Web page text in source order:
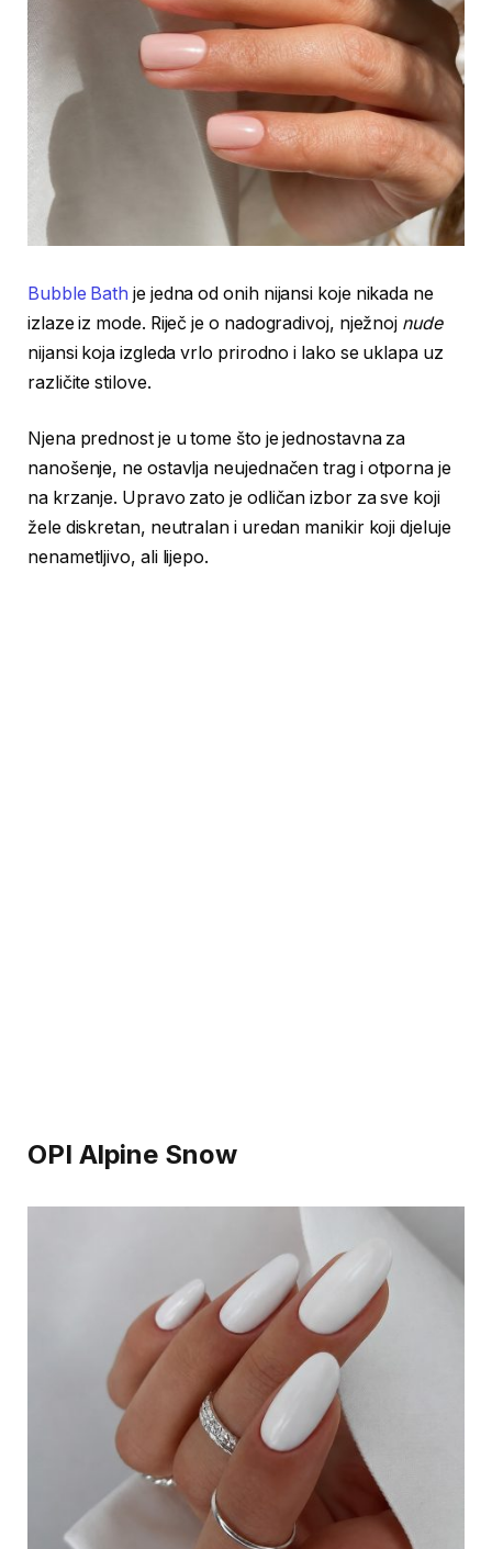
Bubble Bath je jedna od onih nijansi koje nikada ne
izlaze iz mode. Riječ je o nadogradivoj, nježnoj nude
nijansi koja izgleda vrlo prirodno i lako se uklapa uz
različite stilove.
Njena prednost je u tome što je jednostavna za
nanošenje, ne ostavlja neujednačen trag i otporna je
na krzanje. Upravo zato je odličan izbor za sve koji
žele diskretan, neutralan i uredan manikir koji djeluje
nenametljivo, ali lijepo.
OPI Alpine Snow